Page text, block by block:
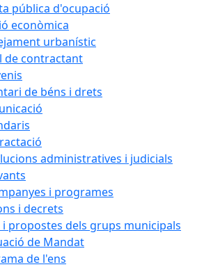
pública d'ocupació
econòmica
urbanístic
de contractant
de béns i drets
administratives i judicials
i programes
i decrets
propostes dels grups municipals
de Mandat
de l'ens